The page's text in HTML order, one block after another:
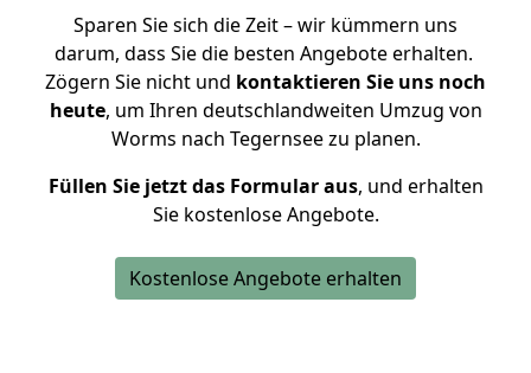
Sparen Sie sich die Zeit – wir kümmern uns
darum, dass Sie die besten Angebote erhalten.
Zögern Sie nicht und kontaktieren Sie uns noch
heute, um Ihren deutschlandweiten Umzug von
Worms nach Tegernsee zu planen.
Füllen Sie jetzt das Formular aus, und erhalten
Sie kostenlose Angebote.
Kostenlose Angebote erhalten